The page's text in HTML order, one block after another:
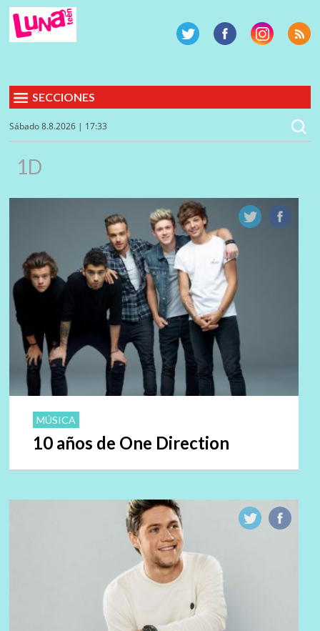
SECCIONES
Sábado 8.8.2026 | 17:33
1D
MÚSICA
10 años de One Direction